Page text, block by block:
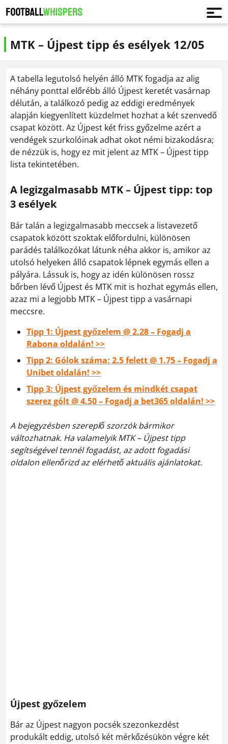
MTK – Újpest tipp és esélyek 12/05
A tabella legutolsó helyén álló MTK fogadja az alig
néhány ponttal előrébb álló Újpest keretét vasárnap
délután, a találkozó pedig az eddigi eredmények
alapján kiegyenlített küzdelmet hozhat a két szenvedő
csapat között. Az Újpest két friss győzelme azért a
vendégek szurkolóinak adhat okot némi bizakodásra;
de nézzük is, hogy ez mit jelent az MTK – Újpest tipp
lista tekintetében.
A legizgalmasabb MTK – Újpest tipp: top
3 esélyek
Bár talán a legizgalmasabb meccsek a listavezető
csapatok között szoktak előfordulni, különösen
parádés találkozókat látunk néha akkor is, amikor az
utolsó helyeken álló csapatok lépnek egymás ellen a
pályára. Lássuk is, hogy az idén különösen rossz
bőrben lévő Újpest és MTK mit is hozhat egymás ellen,
azaz mi a legjobb MTK – Újpest tipp a vasárnapi
meccsre.
Tipp 1: Újpest győzelem @ 2.28 – Fogadj a
Rabona oldalán! >>
Tipp 2: Gólok száma: 2.5 felett @ 1.75 – Fogadj a
Unibet oldalán! >>
Tipp 3: Újpest győzelem és mindkét csapat
szerez gólt @ 4.50 – Fogadj a bet365 oldalán! >>
A bejegyzésben szereplő szorzók bármikor
változhatnak. Ha valamelyik MTK – Újpest tipp
segítségével tennél fogadást, az adott fogadási
oldalon ellenőrizd az elérhető aktuális ajánlatokat.
Újpest győzelem
Bár az Újpest nagyon pocsék szezonkezdést
produkált eddig, utolsó két mérkőzésükön végre két